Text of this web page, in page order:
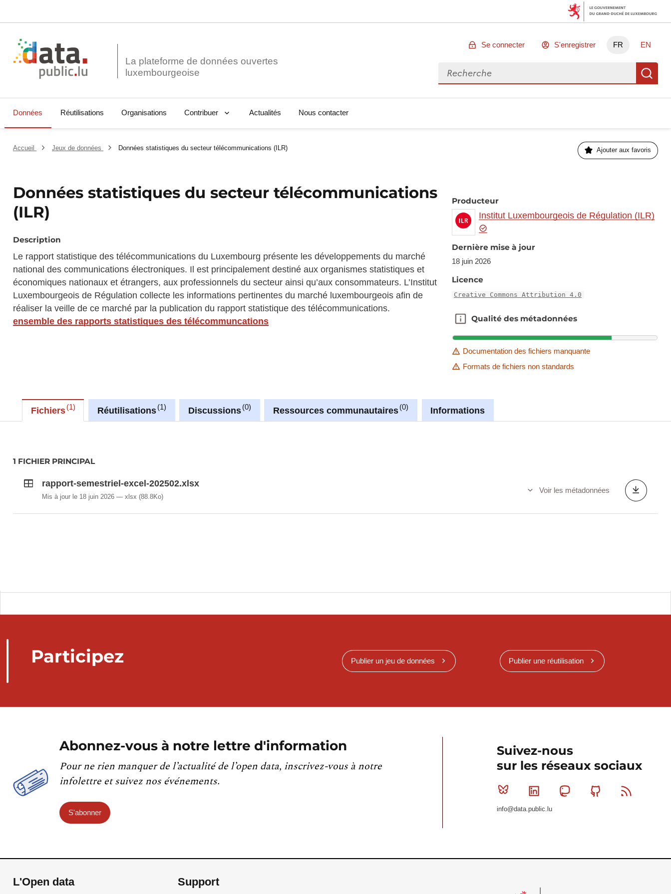
La plateforme de données ouvertes
Se connecter S'enregistrer FR EN
Rechercher des données
Données Réutilisations Organisations Contribuer Actualités Nous contacter
Accueil Jeux de données Données statistiques du secteur télécommunications (ILR) Ajouter aux favoris
Données statistiques du secteur télécommunications
(ILR)
Description
Le rapport statistique des télécommunications du Luxembourg présente les développements du marché
national des communications électroniques. Il est principalement destiné aux organismes statistiques et
économiques nationaux et étrangers, aux professionnels du secteur ainsi qu’aux consommateurs. L’Institut
Luxembourgeois de Régulation collecte les informations pertinentes du marché luxembourgeois afin de
réaliser la veille de ce marché par la publication du rapport statistique des télécommunications.
ensemble des rapports statistiques des télécommuncations
Producteur
Institut Luxembourgeois de Régulation (ILR)
Dernière mise à jour
18 juin 2026
Licence
Creative Commons Attribution 4.0
Qualité des métadonnées
Qualité des métadonnées
Documentation des fichiers manquante
Formats de fichiers non standards
Fichiers 1 Réutilisations 1 Discussions 0 Ressources communautaires 0 Informations
1 FICHIER PRINCIPAL
rapport-semestriel-excel-202502.xlsx
Mis à jour le 18 juin 2026 xlsx(88.8Ko)
Voir les métadonnées
Participez Publier un jeu de données Publier une réutilisation
Abonnez-vous à notre lettre d'information
Pour ne rien manquer de l’actualité de l’open data, inscrivez-vous à notre
infolettre et suivez nos événements.
S'abonner
Suivez-nous
sur les réseaux sociaux
Bluesky Linkedin MastodonGithub
info@data.public.lu
L'Open data Support